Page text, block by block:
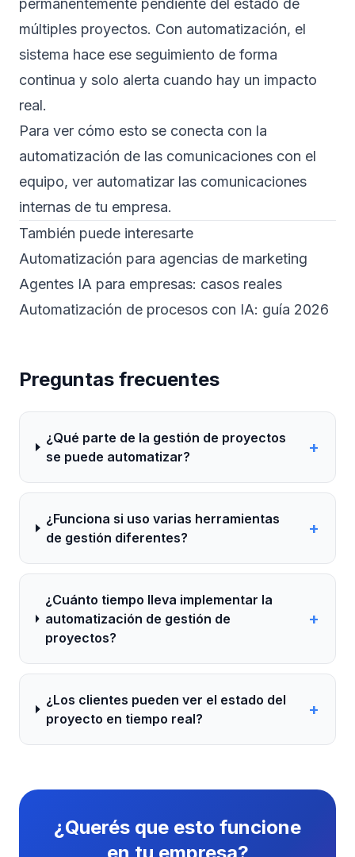
permanentemente pendiente del estado de
múltiples proyectos. Con automatización, el
sistema hace ese seguimiento de forma
continua y solo alerta cuando hay un impacto
real.
Para ver cómo esto se conecta con la
automatización de las comunicaciones con el
equipo, ver automatizar las comunicaciones
internas de tu empresa.
También puede interesarte
Automatización para agencias de marketing
Agentes IA para empresas: casos reales
Automatización de procesos con IA: guía 2026
Preguntas frecuentes
¿Qué parte de la gestión de proyectos
se puede automatizar?
+
¿Funciona si uso varias herramientas
de gestión diferentes?
+
¿Cuánto tiempo lleva implementar la
automatización de gestión de
proyectos?
+
¿Los clientes pueden ver el estado del
proyecto en tiempo real?
+
¿Querés que esto funcione